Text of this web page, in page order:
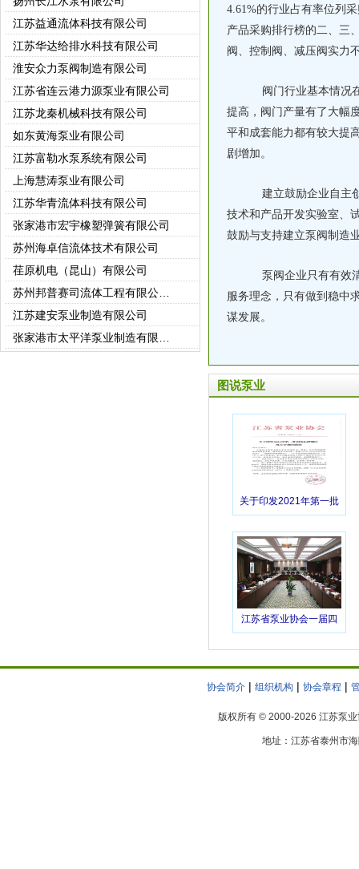
江苏益通流体科技有限公司
江苏华达给排水科技有限公司
淮安众力泵阀制造有限公司
江苏省连云港力源泵业有限公司
江苏龙秦机械科技有限公司
如东黄海泵业有限公司
江苏富勒水泵系统有限公司
上海慧涛泵业有限公司
江苏华青流体科技有限公司
张家港市宏宇橡塑弹簧有限公司
苏州海卓信流体技术有限公司
荏原机电（昆山）有限公司
苏州邦普赛司流体工程有限公司(苏州强胜)
江苏建安泵业制造有限公司
张家港市太平洋泵业制造有限公司
江苏宜友机械有限公司
南京尤孚泵业有限公司
4.61%的行业占有率位列
产品采购排行榜的二、三
阀、控制阀、减压阀实力
阀门行业基本情况
提高，阀门产量有了大幅
平和成套能力都有较大提
剧增加。
建立鼓励企业自主
技术和产品开发实验室、
鼓励与支持建立泵阀制造
泵阀企业只有有效
服务理念，只有做到稳中
谋发展。
图说泵业
关于印发2021年第一批
的通知
江苏省泵业协会一届四
协会简介 | 组织机构 | 协会章程 |
版权所有 © 2000-2026 江苏泵
地址：江苏省泰州市